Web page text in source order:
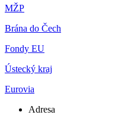
MŽP
Brána do Čech
Fondy EU
Ústecký kraj
Eurovia
Adresa